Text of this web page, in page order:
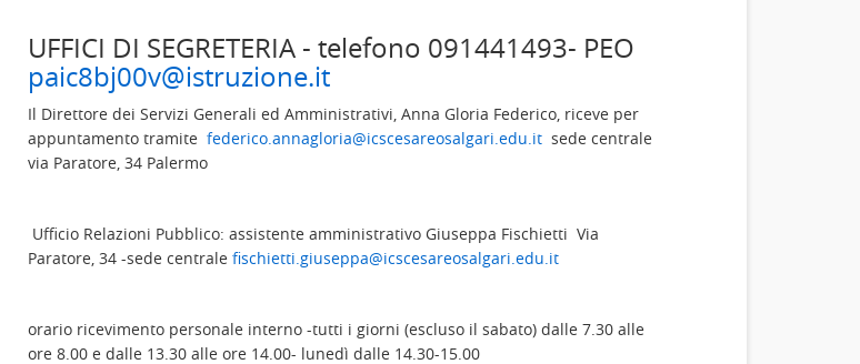
UFFICI DI SEGRETERIA - telefono 091441493- PEO
paic8bj00v@istruzione.it
Il Direttore dei Servizi Generali ed Amministrativi, Anna Gloria Federico, riceve per
appuntamento tramite federico.annagloria@icscesareosalgari.edu.it sede centrale
via Paratore, 34 Palermo
Ufficio Relazioni Pubblico: assistente amministrativo Giuseppa Fischietti Via
Paratore, 34 -sede centrale fischietti.giuseppa@icscesareosalgari.edu.it
orario ricevimento personale interno -tutti i giorni (escluso il sabato) dalle 7.30 alle
ore 8.00 e dalle 13.30 alle ore 14.00- lunedì dalle 14.30-15.00